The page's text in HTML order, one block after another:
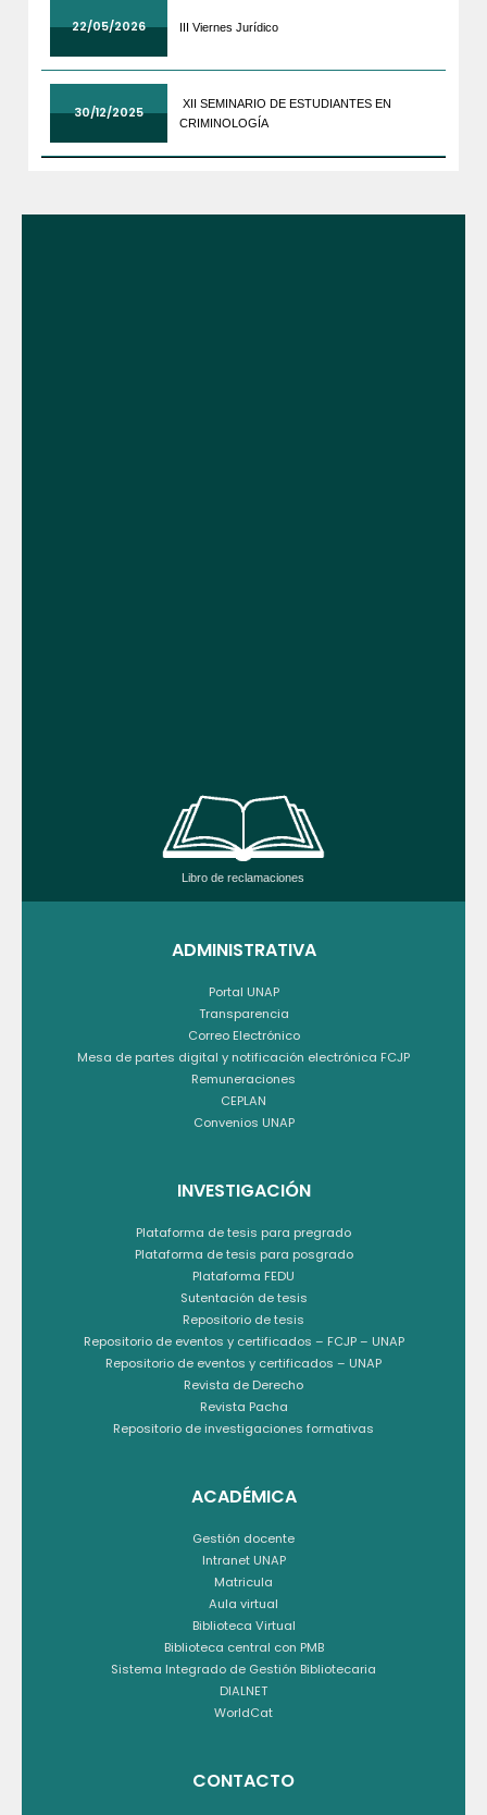
22/05/2026 III Viernes Jurídico
30/12/2025
XII SEMINARIO DE ESTUDIANTES EN
CRIMINOLOGÍA
Libro de reclamaciones
ADMINISTRATIVA
Portal UNAP
Transparencia
Correo Electrónico
Mesa de partes digital y notificación electrónica FCJP
Remuneraciones
CEPLAN
Convenios UNAP
INVESTIGACIÓN
Plataforma de tesis para pregrado
Plataforma de tesis para posgrado
Plataforma FEDU
Sutentación de tesis
Repositorio de tesis
Repositorio de eventos y certificados – FCJP – UNAP
Repositorio de eventos y certificados – UNAP
Revista de Derecho
Revista Pacha
Repositorio de investigaciones formativas
ACADÉMICA
Gestión docente
Intranet UNAP
Matricula
Aula virtual
Biblioteca Virtual
Biblioteca central con PMB
Sistema Integrado de Gestión Bibliotecaria
DIALNET
WorldCat
CONTACTO